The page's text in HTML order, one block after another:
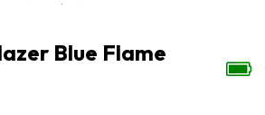
Blue Flame